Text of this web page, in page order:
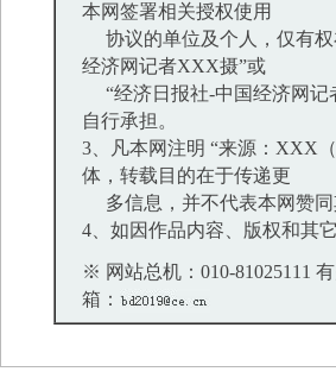
本网签署相关授权使用
协议的单位及个人，仅有权
经济网记者XXX摄”或
“经济日报社-中国经济网记
自行承担。
3、凡本网注明 “来源：XXX
体，转载目的在于传递更
多信息，并不代表本网赞同
4、如因作品内容、版权和其
※ 网站总机：010-81025111
箱：